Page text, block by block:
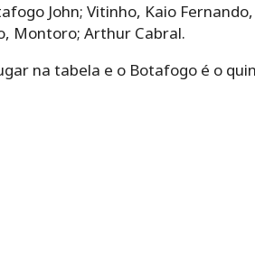
John; Vitinho, Kaio
Montoro; Arthur Cabral.
na tabela e o Botafogo é o